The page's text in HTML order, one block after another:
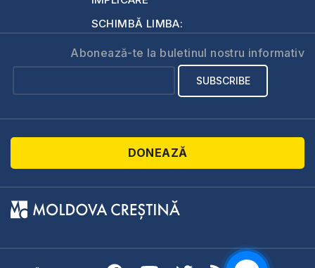
SCHIMBĂ LIMBA:
Abonează-te la buletinul nostru informativ
DONEAZĂ